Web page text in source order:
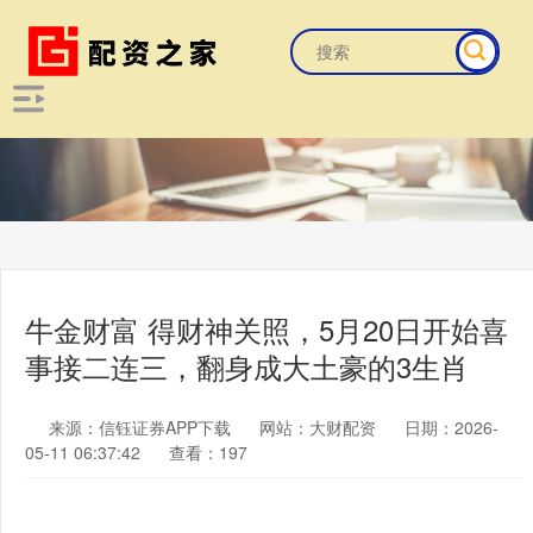
牛金财富 得财神关照，5月20日开始喜
事接二连三，翻身成大土豪的3生肖
来源：信钰证券APP下载 网站：大财配资
日期：2026-
05-11 06:37:42
查看：197